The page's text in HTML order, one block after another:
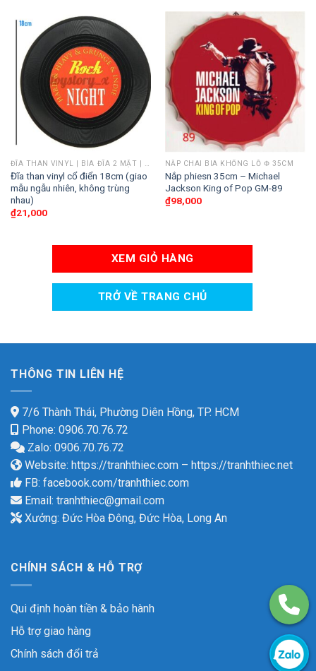
Đĩa than vinyl cổ điển 18cm (giao
mẫu ngẫu nhiên, không trùng
nhau)
₫21,000
NẮP CHAI BIA KHỔNG LỒ Փ 35CM
Nắp phiesn 35cm – Michael
Jackson King of Pop GM-89
₫98,000
XEM GIỎ HÀNG
TRỞ VỀ TRANG CHỦ
THÔNG TIN LIÊN HỆ
7/6 Thành Thái, Phường Diên Hồng, TP. HCM
Phone: 0906.70.76.72
Zalo: 0906.70.76.72
Website: https://tranhthiec.com – https://tranhthiec.net
FB: facebook.com/tranhthiec.com
Email: tranhthiec@gmail.com
Xưởng: Đức Hòa Đông, Đức Hòa, Long An
CHÍNH SÁCH & HỖ TRỢ
Qui định hoàn tiền & bảo hành
Hỗ trợ giao hàng
Chính sách đổi trả